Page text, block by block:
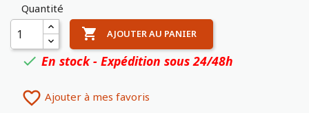
Quantité
 AJOUTER AU PANIER
 En stock - Expédition sous 24/48h
 Ajouter à mes favoris